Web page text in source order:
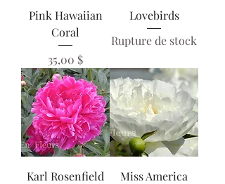
Pink Hawaiian
Coral
Prix
35,00 $
Lovebirds
Rupture de stock
Karl Rosenfield
Miss America